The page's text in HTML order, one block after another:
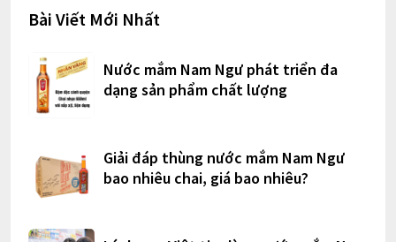
Bài Viết Mới Nhất
Nước mắm Nam Ngư phát triển đa
dạng sản phẩm chất lượng
Giải đáp thùng nước mắm Nam Ngư
bao nhiêu chai, giá bao nhiêu?